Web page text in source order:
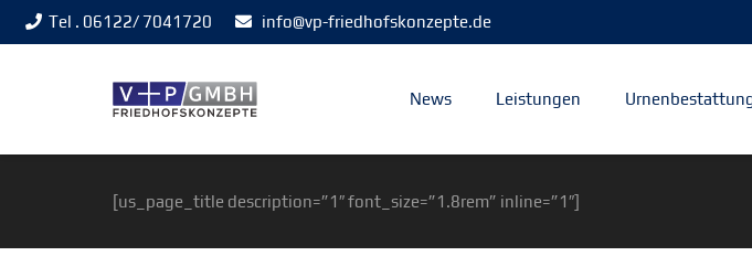
Tel . 06122/ 7041720 info@vp-friedhofskonzepte.de
News Leistungen
[us_page_title description=”1″ font_size=”1.8rem” inline=”1″]